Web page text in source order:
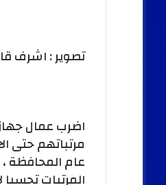
تصوير : اشرف
اضرب عمال
مرتباتهم حتى
عام المحافظة